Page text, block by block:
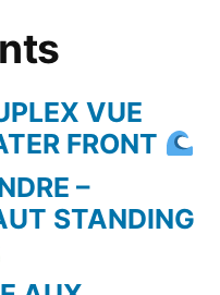
VUE
FRONT
–
STANDING